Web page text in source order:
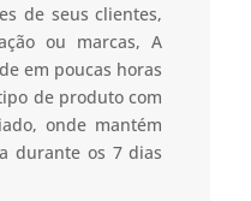
de seus clientes,
ou marcas, A
em poucas horas
de produto com
onde mantém
durante os 7 dias